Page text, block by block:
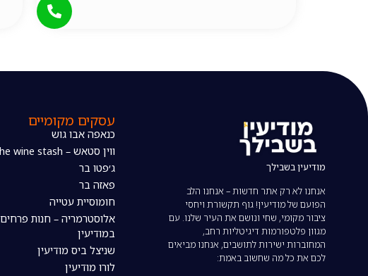
מודיעין בשבילך
אנחנו לא רק אתר חדשות – אנחנו הלב
הפועם של מודיעין! גוף תקשורת ויחסי
ציבור מקומי, שחי ונושם את העיר שלנו. עם
מגוון פלטפורמות דיגיטליות רחב,
המחוברות ישירות לתושבים, אנחנו מביאים
לכם את כל מה שחשוב באמת:
עסקים מקומיים
כנאפה אבו גוש
ווין סטאש – The wine stash
ג׳פטו בר
פאזה בר
חומוסיית עטייה
אלוסטרמריה – חנות פרחים
במודיעין
שניצל ביס מודיעין
לורו מודיעין